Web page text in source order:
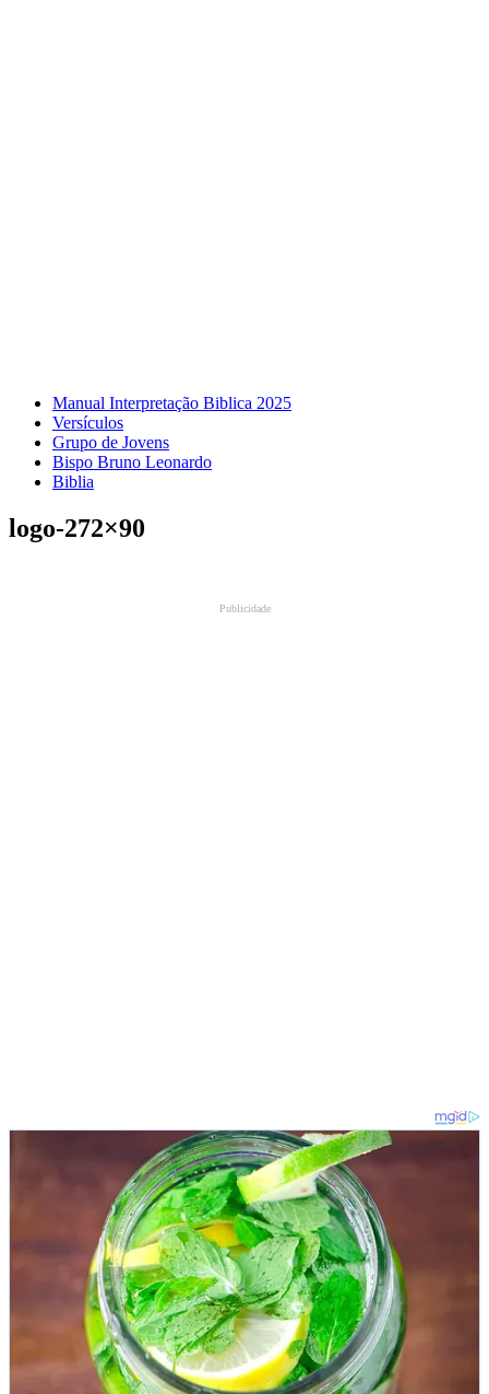
Manual Interpretação Biblica 2025
Versículos
Grupo de Jovens
Bispo Bruno Leonardo
Biblia
logo-272×90
Publicidade